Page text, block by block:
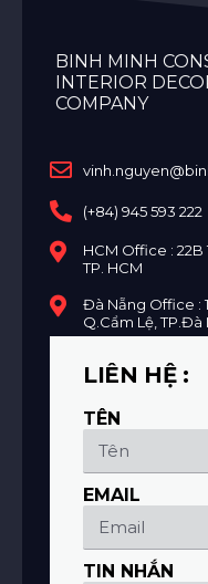
BINH MINH
INTERIOR
COMPANY
(+84) 945 593 222
HCM Office : 22B
TP. HCM
Đà Nẵng Office :
Q.Cẩm Lệ, TP.Đà
LIÊN HỆ :
TÊN
EMAIL
TIN NHẮN